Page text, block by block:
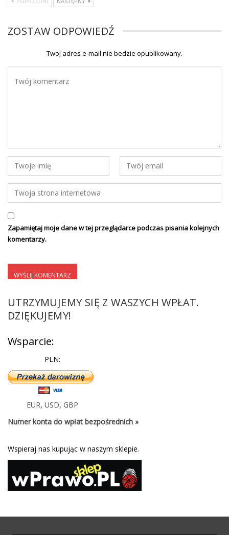
ZOSTAW ODPOWIEDŹ
Twoj adres e-mail nie bedzie opublikowany.
Zapamiętaj moje dane w tej przeglądarce podczas pisania kolejnych
komentarzy.
UTRZYMUJEMY SIĘ Z WASZYCH WPŁAT.
DZIĘKUJEMY!
Wsparcie:
PLN:
EUR, USD, GBP
Numer konta do wpłat bezpośrednich »
Wspieraj nas kupując w naszym sklepie.